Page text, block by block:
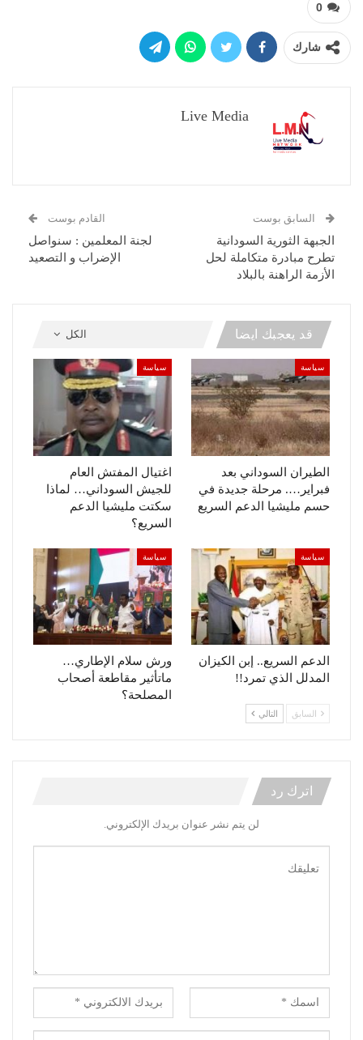
0
شارك
Live Media
السابق بوست
الجبهة الثورية السودانية
تطرح مبادرة متكاملة لحل
الأزمة الراهنة بالبلاد
القادم بوست
لجنة المعلمين : سنواصل
الإضراب و التصعيد
الكل قد يعجبك ايضا
سياسة
الطيران السوداني بعد
فبراير…. مرحلة جديدة في
حسم مليشيا الدعم السريع
سياسة
اغتيال المفتش العام
للجيش السوداني… لماذا
سكتت مليشيا الدعم
السريع؟
سياسة
الدعم السريع.. إبن الكيزان
المدلل الذي تمرد!!
سياسة
ورش سلام الإطاري…
ماتأثير مقاطعة أصحاب
المصلحة؟
السابق التالي
اترك رد
لن يتم نشر عنوان بريدك الإلكتروني.